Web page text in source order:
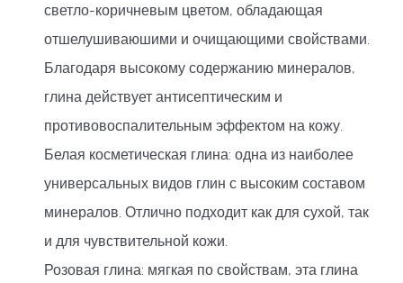
светло-коричневым цветом, обладающая
отшелушиваюшими и очищающими свойствами.
Благодаря высокому содержанию минералов,
глина действует антисептическим и
противовоспалительным эффектом на кожу.
Белая косметическая глина: одна из наиболее
универсальных видов глин с высоким составом
минералов. Отлично подходит как для сухой, так
и для чувствительной кожи.
Розовая глина: мягкая по свойствам, эта глина